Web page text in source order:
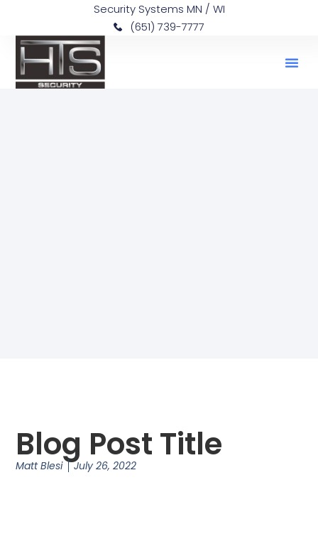
Security Systems MN / WI
(651) 739-7777
Blog Post Title
Matt Blesi July 26, 2022